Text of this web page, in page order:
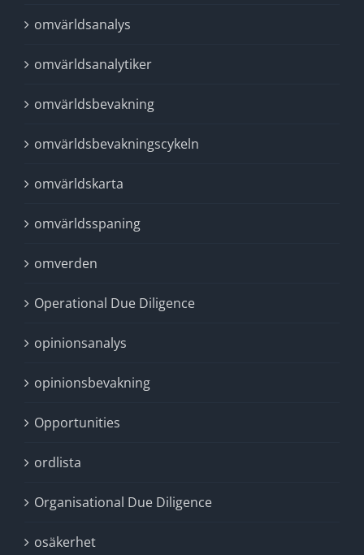
omvärldsanalys
omvärldsanalytiker
omvärldsbevakning
omvärldsbevakningscykeln
omvärldskarta
omvärldsspaning
omverden
Operational Due Diligence
opinionsanalys
opinionsbevakning
Opportunities
ordlista
Organisational Due Diligence
osäkerhet